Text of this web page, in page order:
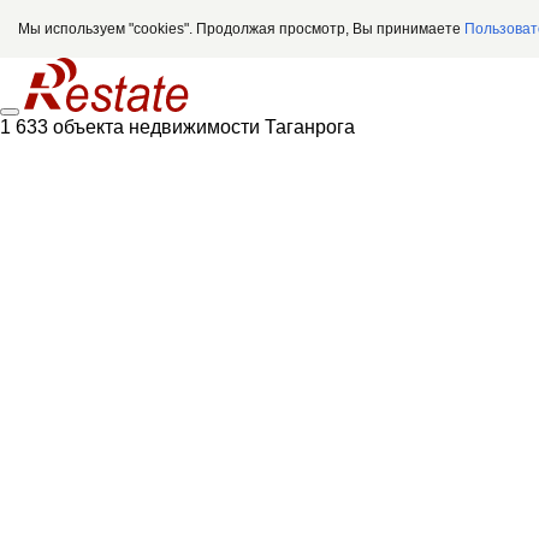
Мы используем "cookies". Продолжая просмотр, Вы принимаете
1 633 объекта недвижимости Таганрога